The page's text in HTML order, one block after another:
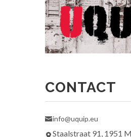
CONTACT
info@uquip.eu
Staalstraat 91, 1951